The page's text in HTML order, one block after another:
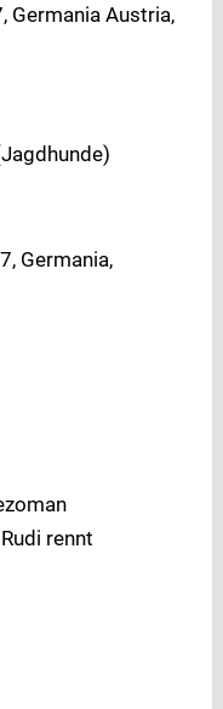
Germania Austria,
Germania,
rennt